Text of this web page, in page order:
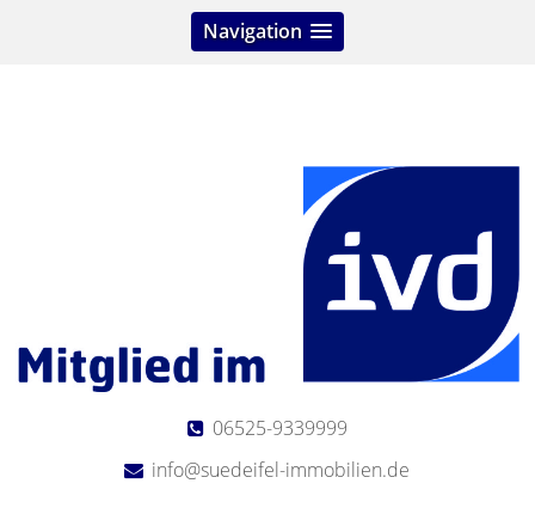
Navigation
06525-9339999
info@suedeifel-immobilien.de